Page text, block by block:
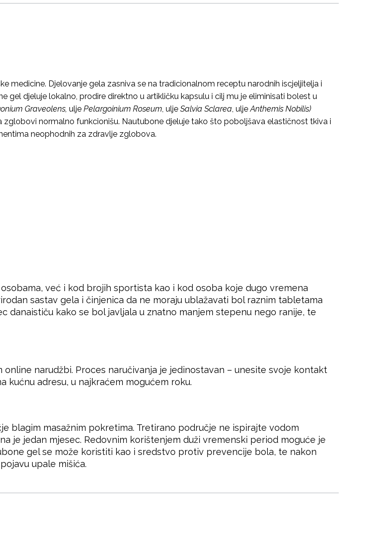
medicine. Djelovanje gela zasniva se na tradicionalnom receptu narodnih iscjeljitelja i
gel djeluje lokalno, prodire direktno u artikličku kapsulu i cilj mu je eliminisati bolest u
Graveolens, ulje Pelargoinium Roseum, ulje Salvia Sclarea, uljeAnthemis Nobilis)
normalno funkcionišu. Nautubone djeluje tako što poboljšava elastičnost tkiva i
neophodnih za zdravlje zglobova.
već i kod brojih sportista kao i kod osoba koje dugo vremena
sastav gela i činjenica da ne moraju ublažavati bol raznim tabletama
danaističu kako se bol javljala u znatno manjem stepenu nego ranije, te
narudžbi. Proces naručivanja je jedinostavan – unesite svoje kontakt
adresu, u najkraćem mogućem roku.
blagim masažnim pokretima. Tretirano područje ne ispirajte vodom
je jedan mjesec. Redovnim korištenjem duži vremenski period moguće je
gel se može koristiti kao i sredstvo protiv prevencije bola, te nakon
upale mišića.